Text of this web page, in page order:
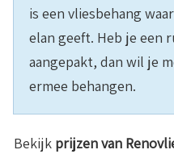
is een vliesbehang
elan geeft. Heb je een
aangepakt, dan wil je
ermee behangen.
Bekijk prijzen van